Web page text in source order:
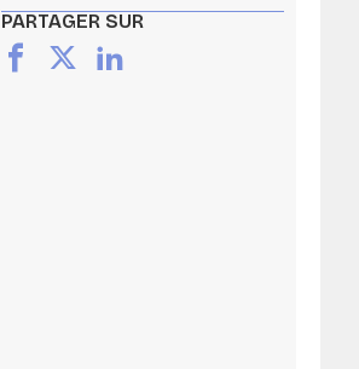
PARTAGER SUR